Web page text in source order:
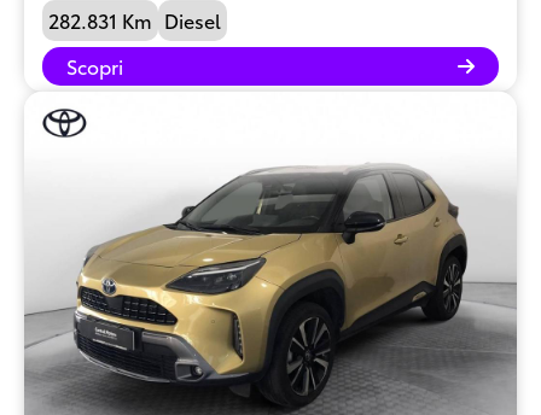
282.831 Km Diesel
Scopri